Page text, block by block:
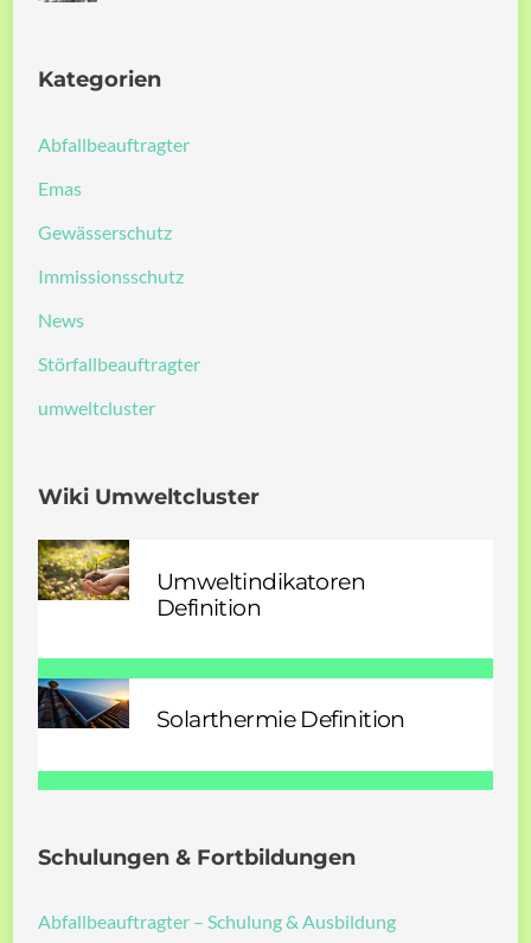
Kategorien
Abfallbeauftragter
Emas
Gewässerschutz
Immissionsschutz
News
Störfallbeauftragter
umweltcluster
Wiki Umweltcluster
Umweltindikatoren
Definition
Solarthermie Definition
Schulungen & Fortbildungen
Abfallbeauftragter – Schulung & Ausbildung